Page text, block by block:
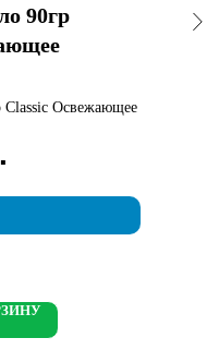
90гр
Освежающее